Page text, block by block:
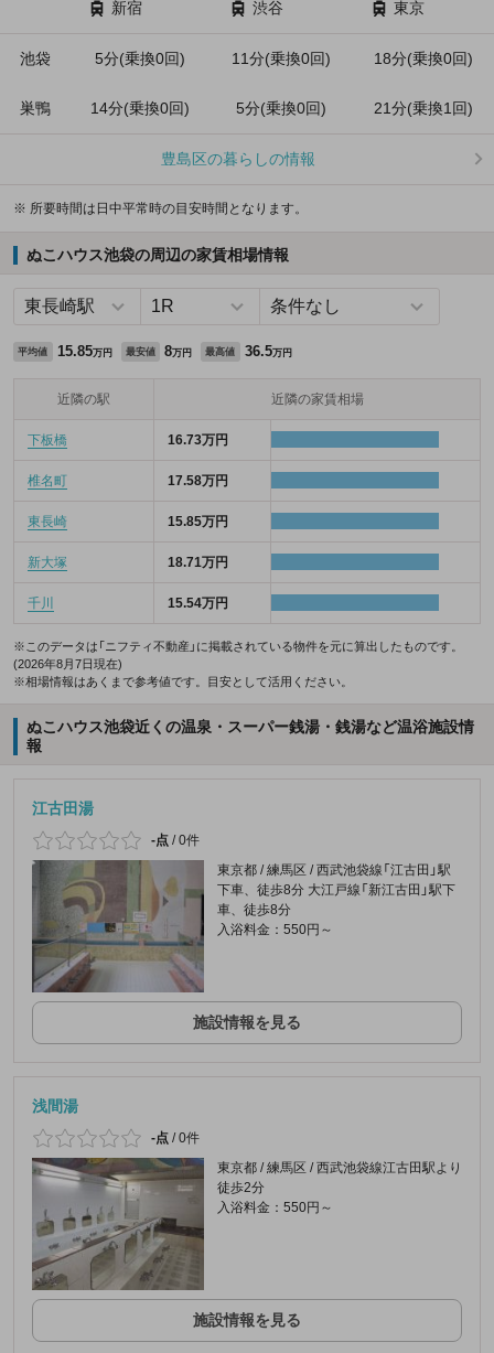
新宿 渋谷 東京
池袋 5分(乗換0回) 11分(乗換0回) 18分(乗換0回)
巣鴨 14分(乗換0回) 5分(乗換0回) 21分(乗換1回)
豊島区の暮らしの情報
※ 所要時間は日中平常時の目安時間となります。
ぬこハウス池袋の周辺の家賃相場情報
平均値 15.85万円 最安値 8万円 最高値 36.5万円
近隣の駅 近隣の家賃相場
下板橋 16.73万円
椎名町 17.58万円
東長崎 15.85万円
新大塚 18.71万円
千川 15.54万円
※このデータは「ニフティ不動産」に掲載されている物件を元に算出したものです。
(2026年8月7日現在)
※相場情報はあくまで参考値です。目安として活用ください。
ぬこハウス池袋近くの温泉・スーパー銭湯・銭湯など温浴施設情
報
江古田湯
-点 /0件
東京都 / 練馬区 / 西武池袋線「江古田」駅
下車、徒歩8分 大江戸線「新江古田」駅下
車、徒歩8分
入浴料金：550円～
施設情報を見る
浅間湯
-点 /0件
東京都 / 練馬区 / 西武池袋線江古田駅より
徒歩2分
入浴料金：550円～
施設情報を見る